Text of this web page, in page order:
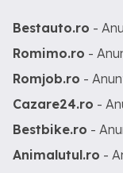
Bestauto.ro -
Romimo.ro -
Romjob.ro -
Cazare24.ro -
Bestbike.ro -
Animalutul.ro -